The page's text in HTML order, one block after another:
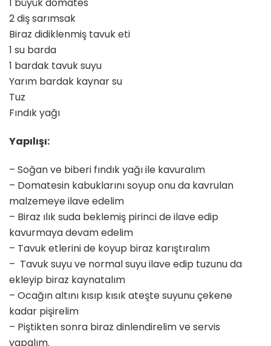
1 büyük domates
2 diş sarımsak
Biraz didiklenmiş tavuk eti
1 su barda
1 bardak tavuk suyu
Yarım bardak kaynar su
Tuz
Fındık yağı
Yapılışı:
– Soğan ve biberi fındık yağı ile kavuralım
– Domatesin kabuklarını soyup onu da kavrulan
malzemeye ilave edelim
– Biraz ılık suda beklemiş pirinci de ilave edip
kavurmaya devam edelim
– Tavuk etlerini de koyup biraz karıştıralım
– Tavuk suyu ve normal suyu ilave edip tuzunu da
ekleyip biraz kaynatalım
– Ocağın altını kısıp kısık ateşte suyunu çekene
kadar pişirelim
– Piştikten sonra biraz dinlendirelim ve servis
yapalım.